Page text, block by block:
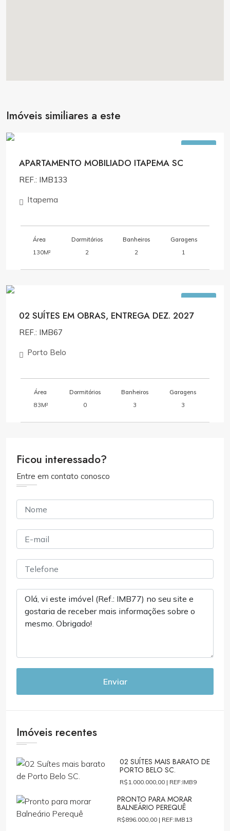
Imóveis similiares a este
VENDA
APARTAMENTO MOBILIADO ITAPEMA SC
REF.: IMB133
Itapema
Área
130M²
Dormitórios
2
Banheiros
2
Garagens
1
VENDA
02 SUÍTES EM OBRAS, ENTREGA DEZ. 2027
REF.: IMB67
Porto Belo
Área
83M²
Dormitórios
0
Banheiros
3
Garagens
3
Ficou interessado?
Entre em contato conosco
Enviar
Imóveis recentes
02 SUÍTES MAIS BARATO DE
PORTO BELO SC.
R$1.000.000,00 | REF:IMB9
PRONTO PARA MORAR
BALNEÁRIO PEREQUÊ
R$896.000,00 | REF:IMB13